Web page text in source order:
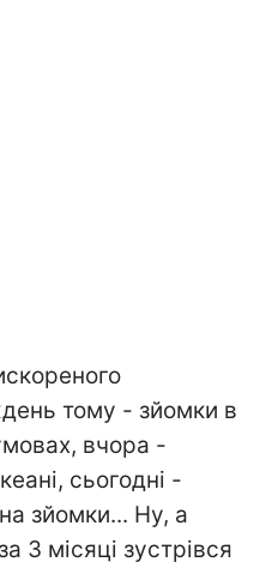
тому - зйомки в
вчора -
сьогодні -
зйомки... Ну, а
3 місяці зустрівся